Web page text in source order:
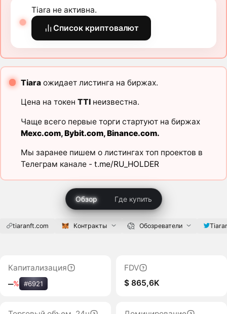
Tiara не активна.
Список криптовалют
Tiaraожидает листинга на биржах.
Цена на токен TTIнеизвестна.
Чаще всего первые торги стартуют на биржах
Mexc.com,Bybit.com,Binance.com.
Мы заранее пишем о листингах топ проектов в
Телеграм канале - t.me/RU_HOLDER
Обзор Где купить
tiaranft.com Контракты Обозреватели
Капитализация
‒% #6921
FDV
$ 865,6K